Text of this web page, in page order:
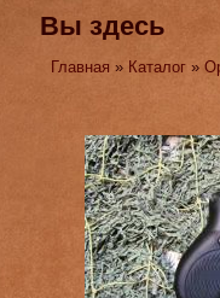
Вы здесь
Главная » Каталог »